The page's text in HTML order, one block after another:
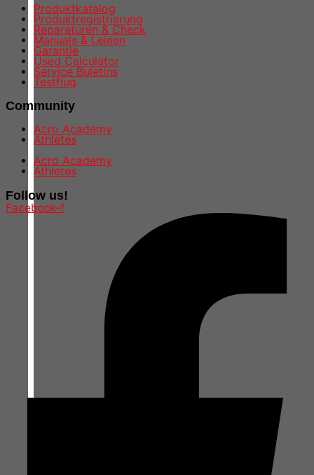
Produktkatalog
Produktregistrierung
Reparaturen & Check
Manuals & Leinen
Garantie
Used Calculator
Service Buletins
Testflug
Community
Acro Academy
Athletes
Acro Academy
Athletes
Follow us!
Facebook-f